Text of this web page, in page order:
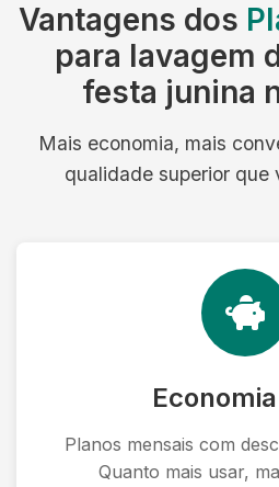
Vantagens dos
para lavagem
festa junina
Mais economia, mais
qualidade superior que
Planos mensais com
Quanto mais usar,